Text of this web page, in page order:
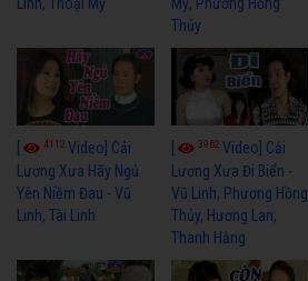
Thủy
4112 Video] Cải
Lương Xưa Hãy Ngủ
Yên Niềm Đau - Vũ
Linh, Tài Linh
3962Video] Cải
Lương Xưa Đi Biển -
Vũ Linh, Phương Hồng
Thủy, Hương Lan,
Thanh Hằng